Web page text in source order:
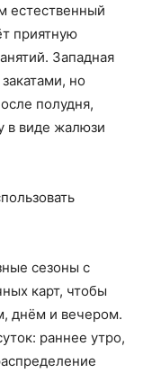
естественный
приятную
Западная
но
полудня,
в виде жалюзи
сезоны с
карт, чтобы
днём и вечером.
раннее утро,